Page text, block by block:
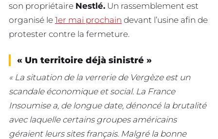
son propriétaire Nestlé. Un rassemblement est
organisé le 1er mai prochain devant l’usine afin de
protester contre la fermeture.
« Un territoire déjà sinistré »
« La situation de la verrerie de Vergèze est un
scandale économique et social. La France
Insoumise a, de longue date, dénoncé la brutalité
avec laquelle certains groupes américains
géraient leurs sites français. Malgré la bonne